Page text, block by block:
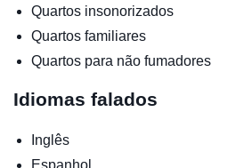
Quartos insonorizados
Quartos familiares
Quartos para não fumadores
Idiomas falados
Inglês